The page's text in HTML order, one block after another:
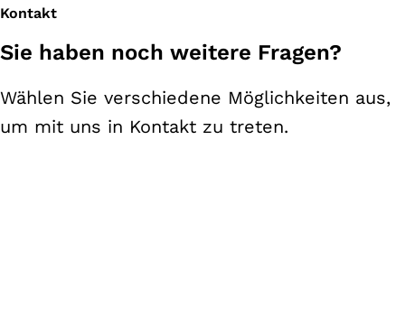
Kontakt
Sie haben noch weitere Fragen?
Wählen Sie verschiedene Möglichkeiten aus,
um mit uns in Kontakt zu treten.